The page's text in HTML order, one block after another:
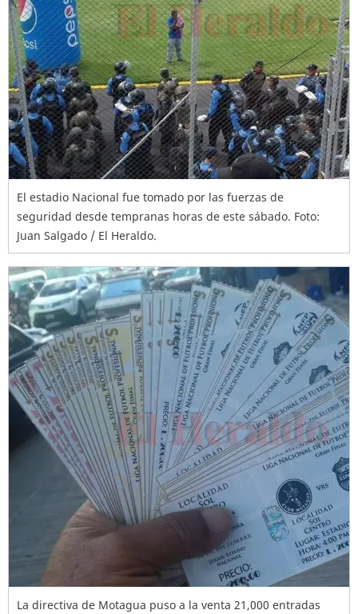
El estadio Nacional fue tomado por las fuerzas de
seguridad desde tempranas horas de este sábado. Foto:
Juan Salgado / El Heraldo.
La directiva de Motagua puso a la venta 21,000 entradas